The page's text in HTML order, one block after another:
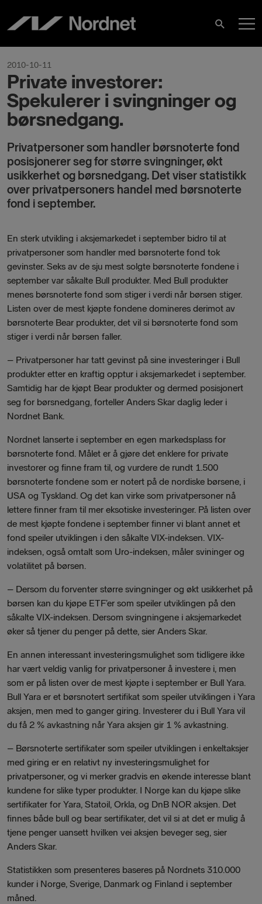
innehåll
Sök
2010-10-11
Private investorer:
Spekulerer i svingninger og
børsnedgang.
Privatpersoner som handler børsnoterte fond
posisjonerer seg for større svingninger, økt
usikkerhet og børsnedgang. Det viser statistikk
over privatpersoners handel med børsnoterte
fond i september.
En sterk utvikling i aksjemarkedet i september bidro til at
privatpersoner som handler med børsnoterte fond tok
gevinster. Seks av de sju mest solgte børsnoterte fondene i
september var såkalte Bull produkter. Med Bull produkter
menes børsnoterte fond som stiger i verdi når børsen stiger.
Listen over de mest kjøpte fondene domineres derimot av
børsnoterte Bear produkter, det vil si børsnoterte fond som
stiger i verdi når børsen faller.
– Privatpersoner har tatt gevinst på sine investeringer i Bull
produkter etter en kraftig opptur i aksjemarkedet i september.
Samtidig har de kjøpt Bear produkter og dermed posisjonert
seg for børsnedgang, forteller Anders Skar daglig leder i
Nordnet Bank.
Nordnet lanserte i september en egen markedsplass for
børsnoterte fond. Målet er å gjøre det enklere for private
investorer og finne fram til, og vurdere de rundt 1.500
børsnoterte fondene som er notert på de nordiske børsene, i
USA og Tyskland. Og det kan virke som privatpersoner nå
lettere finner fram til mer eksotiske investeringer. På listen over
de mest kjøpte fondene i september finner vi blant annet et
fond speiler utviklingen i den såkalte VIX-indeksen. VIX-
indeksen, også omtalt som Uro-indeksen, måler svininger og
volatilitet på børsen.
– Dersom du forventer større svingninger og økt usikkerhet på
børsen kan du kjøpe ETF’er som speiler utviklingen på den
såkalte VIX-indeksen. Dersom svingningene i aksjemarkedet
øker så tjener du penger på dette, sier Anders Skar.
En annen interessant investeringsmulighet som tidligere ikke
har vært veldig vanlig for privatpersoner å investere i, men
som er på listen over de mest kjøpte i september er Bull Yara.
Bull Yara er et børsnotert sertifikat som speiler utviklingen i Yara
aksjen, men med to ganger giring. Investerer du i Bull Yara vil
du få 2 % avkastning når Yara aksjen gir 1 % avkastning.
– Børsnoterte sertifikater som speiler utviklingen i enkeltaksjer
med giring er en relativt ny investeringsmulighet for
privatpersoner, og vi merker gradvis en økende interesse blant
kundene for slike typer produkter. I Norge kan du kjøpe slike
sertifikater for Yara, Statoil, Orkla, og DnB NOR aksjen. Det
finnes både bull og bear sertifikater, det vil si at det er mulig å
tjene penger uansett hvilken vei aksjen beveger seg, sier
Anders Skar.
Statistikken som presenteres baseres på Nordnets 310.000
kunder i Norge, Sverige, Danmark og Finland i september
måned.